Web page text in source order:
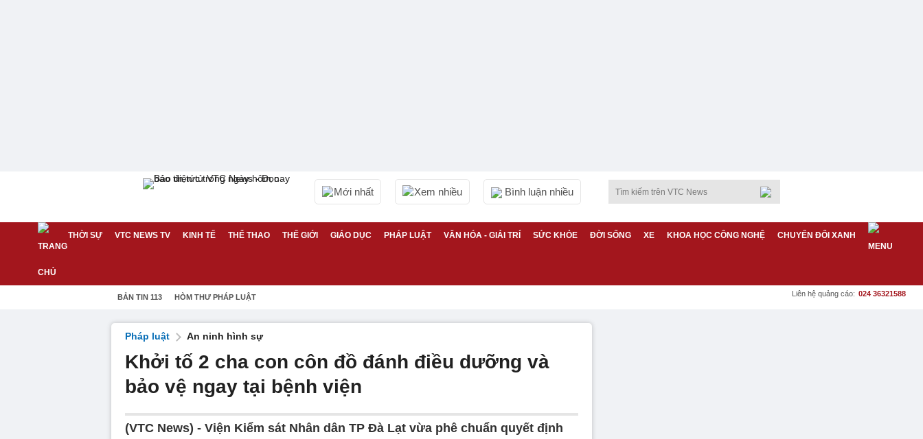
Mới nhất Xem nhiều Bình luận nhiều
THỜI SỰ VTC NEWS TV KINH TẾ THỂ THAO THẾ GIỚI GIÁO DỤC PHÁP LUẬT VĂN HÓA - GIẢI TRÍ SỨC KHỎE ĐỜI SỐNG XE KHOA HỌC CÔNG NGHỆ CHUYỂN ĐỔI XANH
BẢN TIN 113 HÒM THƯ PHÁP LUẬT Liên hệ quảng cáo: 024 36321588
Pháp luật An ninh hình sự
Khởi tố 2 cha con côn đồ đánh điều dưỡng và
bảo vệ ngay tại bệnh viện
(VTC News) - Viện Kiểm sát Nhân dân TP Đà Lạt vừa phê chuẩn quyết định